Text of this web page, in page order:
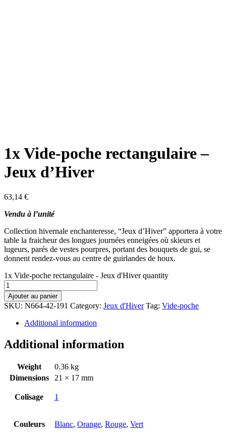
1x Vide-poche rectangulaire –
Jeux d’Hiver
63,14 €
Vendu à l’unité
Collection hivernale enchanteresse, “Jeux d’Hiver” apportera à votre
table la fraicheur des longues journées enneigées où skieurs et
lugeurs, parés de vestes pourpres, portant des bouquets de gui, se
donnent rendez-vous au centre de guirlandes de houx.
1x Vide-poche rectangulaire - Jeux d'Hiver quantity
Ajouter au panier
SKU: N664-42-191 Category: Jeux d'Hiver Tag: Vide-poche
Additional information
Additional information
Weight
0.36 kg
Dimensions
21 × 17 mm
Colisage 1
Couleurs Blanc, Orange, Rouge, Vert